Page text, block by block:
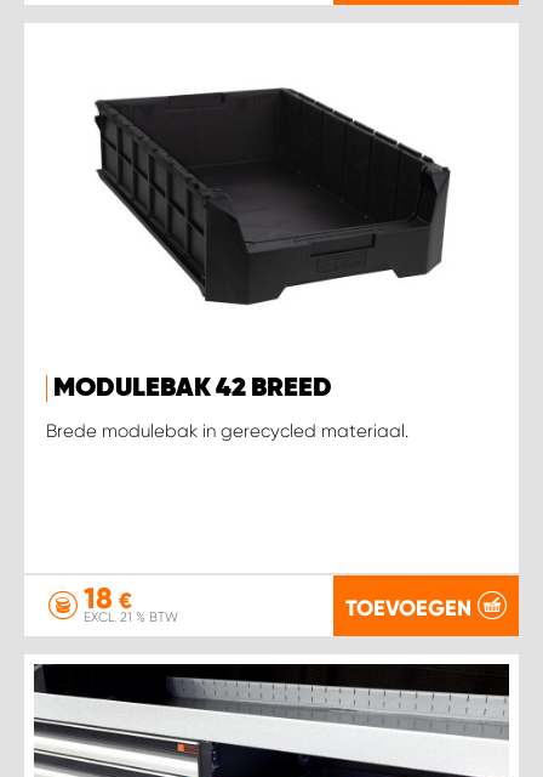
MODULEBAK 42 BREED
Brede modulebak in gerecycled materiaal.
18 €
EXCL. 21 % BTW TOEVOEGEN